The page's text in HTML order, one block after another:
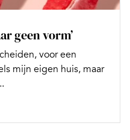
geen vorm’
voor een
mijn eigen huis, maar